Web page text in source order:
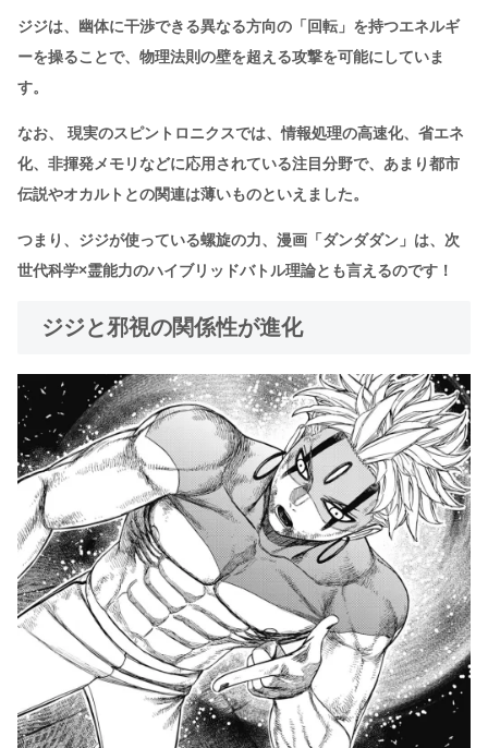
ジジは、幽体に干渉できる異なる方向の「回転」を持つエネルギ
ーを操ることで、物理法則の壁を超える攻撃を可能にしていま
す。
なお、 現実のスピントロニクスでは、情報処理の高速化、省エネ
化、非揮発メモリなどに応用されている注目分野で、あまり都市
伝説やオカルトとの関連は薄いものといえました。
つまり、ジジが使っている螺旋の力、漫画「ダンダダン」は、次
世代科学×霊能力のハイブリッドバトル理論とも言えるのです！
ジジと邪視の関係性が進化